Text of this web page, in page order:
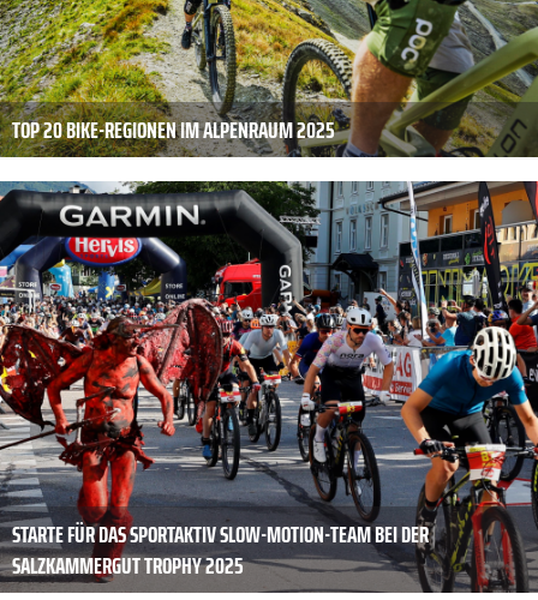
TOP 20 BIKE-REGIONEN IM ALPENRAUM 2025
STARTE FÜR DAS SPORTAKTIV SLOW-MOTION-TEAM BEI DER
SALZKAMMERGUT TROPHY 2025